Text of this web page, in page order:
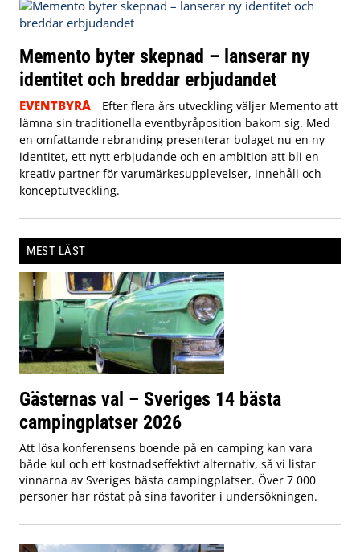
Memento byter skepnad – lanserar ny
identitet och breddar erbjudandet
EVENTBYRÅ
Efter flera års utveckling väljer Memento att
lämna sin traditionella eventbyråposition bakom sig. Med
en omfattande rebranding presenterar bolaget nu en ny
identitet, ett nytt erbjudande och en ambition att bli en
kreativ partner för varumärkesupplevelser, innehåll och
konceptutveckling.
MEST LÄST
Gästernas val – Sveriges 14 bästa
campingplatser 2026
Att lösa konferensens boende på en camping kan vara
både kul och ett kostnadseffektivt alternativ, så vi listar
vinnarna av Sveriges bästa campingplatser. Över 7 000
personer har röstat på sina favoriter i undersökningen.